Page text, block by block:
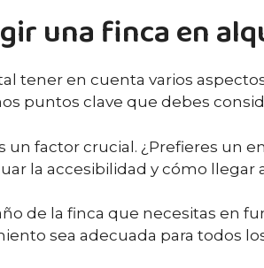
una finca en
tener en cuenta varios
puntos clave que debes
un factor crucial. ¿Prefieres un
la accesibilidad y cómo llegar
de la finca que necesitas en
sea adecuada para todos